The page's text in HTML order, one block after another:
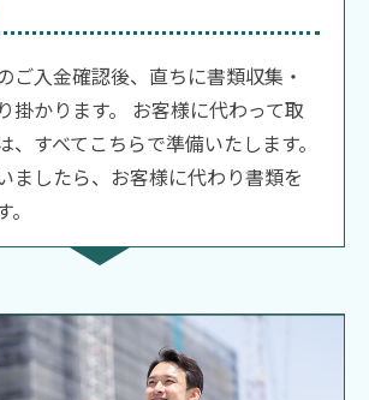
ご入金確認後、直ちに書類収集・
掛かります。 お客様に代わって取
、すべてこちらで準備いたします。
ましたら、お客様に代わり書類を